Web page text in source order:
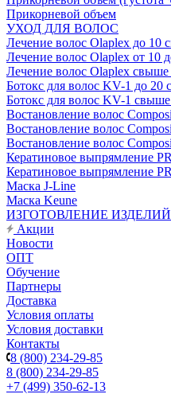
Прикорневой объем
УХОД ДЛЯ ВОЛОС
Лечение волос Olapleх до 10
Лечение волос Olapleх от 10
Лечение волос Olapleх
Ботокс для волос KV-1 до 20
Ботокс для волос KV-1
Востановление волос
Востановление волос
Востановление волос
Кератиновое выпрямление
Кератиновое выпрямление
Маска J-Line
Маска Keune
ИЗГОТОВЛЕНИЕ
Акции
Новости
ОПТ
Обучение
Партнеры
Доставка
Условия оплаты
Условия доставки
Контакты
8 (800) 234-29-85
8 (800) 234-29-85
+7 (499) 350-62-13